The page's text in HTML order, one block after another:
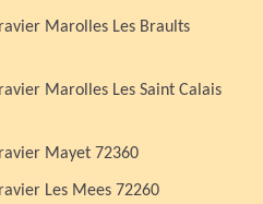
Marolles Les Braults
Marolles Les Saint Calais
Mayet 72360
Les Mees 72260